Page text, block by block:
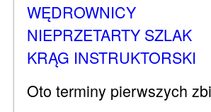
WĘDROWNICY
NIEPRZETARTY SZLAK
KRĄG INSTRUKTORSKI
Oto terminy pierwszych